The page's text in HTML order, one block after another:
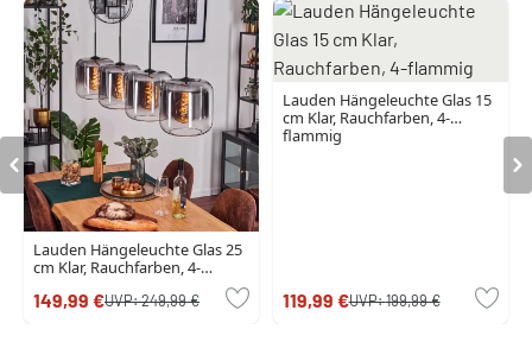
Lauden Hängeleuchte Glas 25
cm Klar, Rauchfarben, 4-
149,99 €UVP:249,99 €
Lauden Hängeleuchte Glas 15
cm Klar, Rauchfarben, 4-
flammig
119,99 €UVP:199,99 €